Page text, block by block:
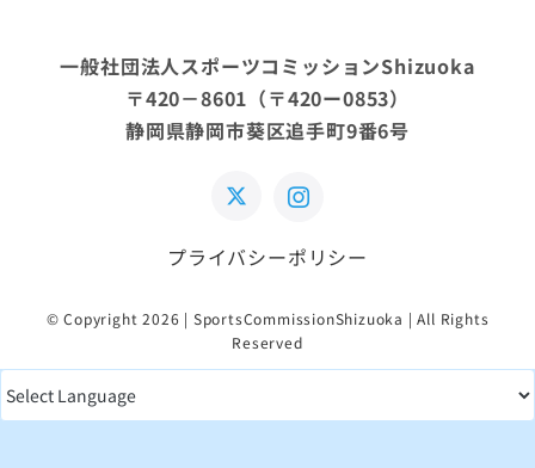
一般社団法人スポーツコミッションShizuoka
〒420－8601（〒420ー0853）
静岡県静岡市葵区追手町9番6号
プライバシーポリシー
© Copyright 2026 | SportsCommissionShizuoka | All Rights
Reserved